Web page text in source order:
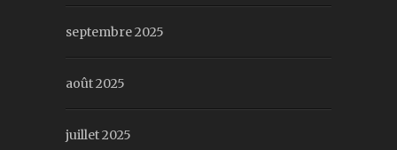
septembre 2025
août 2025
juillet 2025